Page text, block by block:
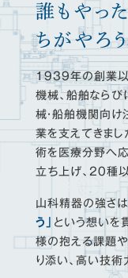
誰もやっ
ちがやろう
1939年の創業以
機械、船舶ならび
械・船舶機関向け
業を支えてきま
術を医療分野へ
立ち上げ、20種
山科精器の強さは
う」 という想いを
様の抱える課題
り添い、高い技術